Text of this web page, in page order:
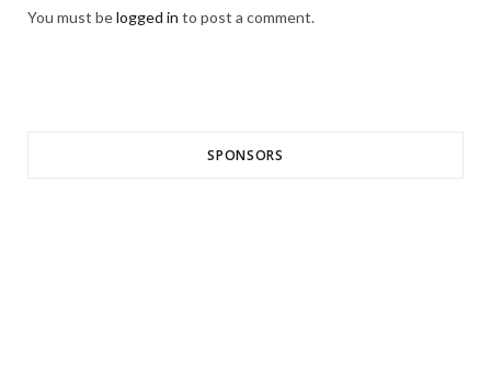
You must belogged in to post a comment.
SPONSORS